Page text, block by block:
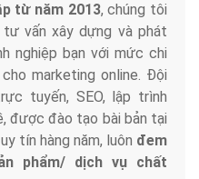
từ năm 2013, chúng tôi
vấn xây dựng và phát
nghiệp bạn với mức chi
marketing online. Đội
tuyến, SEO, lập trình
được đào tạo bài bản tại
tín hàng năm, luôn đem
phẩm/ dịch vụ chất